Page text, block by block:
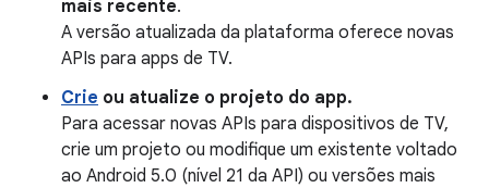
mais recente.
A versão atualizada da plataforma oferece novas
APIs para apps de TV.
Crie ou atualize o projeto do app.
Para acessar novas APIs para dispositivos de TV,
crie um projeto ou modifique um existente voltado
ao Android 5.0 (nível 21 da API) ou versões mais